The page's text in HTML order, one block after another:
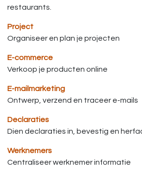
restaurants.
Project
Organiseer en plan je projecten
E-commerce
Verkoop je producten online
E-mailmarketing
Ontwerp, verzend en traceer e-mails
Declaraties
Dien declaraties in, bevestig en
Werknemers
Centraliseer werknemer informatie